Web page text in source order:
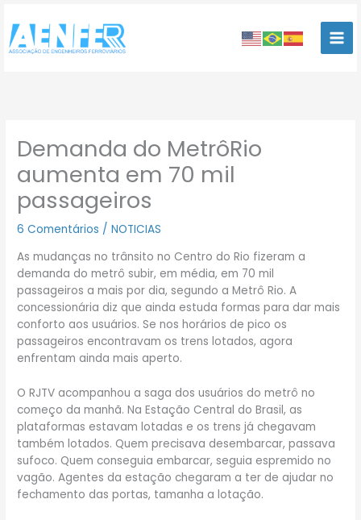
para
conteúdo
Demanda do MetrôRio
aumenta em 70 mil
passageiros
6 Comentários /NOTICIAS
As mudanças no trânsito no Centro do Rio fizeram a
demanda do metrô subir, em média, em 70 mil
passageiros a mais por dia, segundo a Metrô Rio. A
concessionária diz que ainda estuda formas para dar mais
conforto aos usuários. Se nos horários de pico os
passageiros encontravam os trens lotados, agora
enfrentam ainda mais aperto.
O RJTV acompanhou a saga dos usuários do metrô no
começo da manhã. Na Estação Central do Brasil, as
plataformas estavam lotadas e os trens já chegavam
também lotados. Quem precisava desembarcar, passava
sufoco. Quem conseguia embarcar, seguia espremido no
vagão. Agentes da estação chegaram a ter de ajudar no
fechamento das portas, tamanha a lotação.